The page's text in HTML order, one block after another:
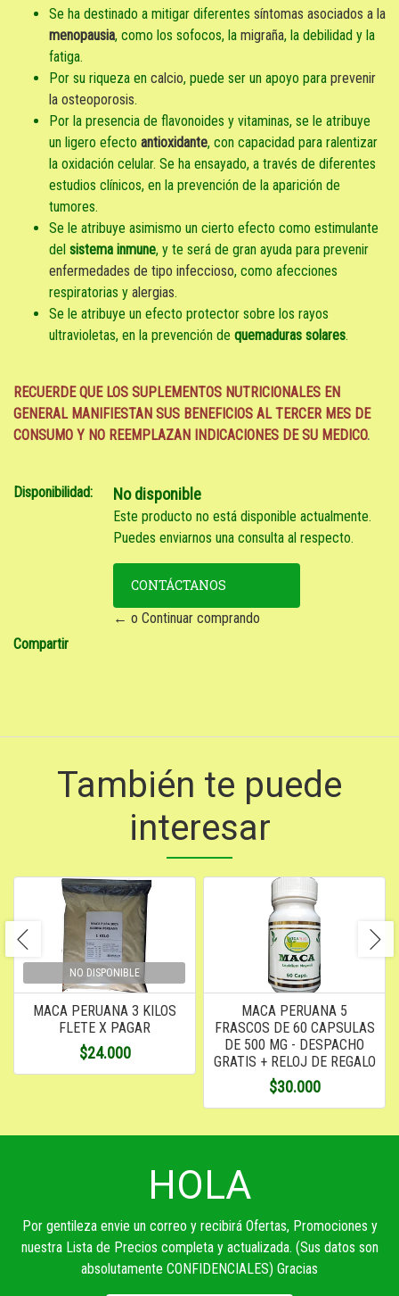
Se ha destinado a mitigar diferentes síntomas asociados a la
menopausia, como los sofocos, la migraña, la debilidad y la
fatiga.
Por su riqueza en calcio, puede ser un apoyo para prevenir
la osteoporosis.
Por la presencia de flavonoides y vitaminas, se le atribuye
un ligero efecto antioxidante, con capacidad para ralentizar
la oxidación celular. Se ha ensayado, a través de diferentes
estudios clínicos, en la prevención de la aparición de
tumores.
Se le atribuye asimismo un cierto efecto como estimulante
del sistema inmune, y te será de gran ayuda para prevenir
enfermedades de tipo infeccioso, como afecciones
respiratorias y alergias.
Se le atribuye un efecto protector sobre los rayos
ultravioletas, en la prevención de quemaduras solares.
RECUERDE QUE LOS SUPLEMENTOS NUTRICIONALES EN
GENERAL MANIFIESTAN SUS BENEFICIOS AL TERCER MES DE
CONSUMO Y NO REEMPLAZAN INDICACIONES DE SU MEDICO.
Disponibilidad: No disponible
Este producto no está disponible actualmente.
Puedes enviarnos una consulta al respecto.
CONTÁCTANOS
← o Continuar comprando
Compartir
También te puede
interesar
NO DISPONIBLE
MACA PERUANA 3 KILOS
FLETE X PAGAR
$24.000
MACA PERUANA 5
FRASCOS DE 60 CAPSULAS
DE 500 MG - DESPACHO
GRATIS + RELOJ DE REGALO
$30.000
HOLA
Por gentileza envie un correo y recibirá Ofertas, Promociones y
nuestra Lista de Precios completa y actualizada. (Sus datos son
absolutamente CONFIDENCIALES) Gracias